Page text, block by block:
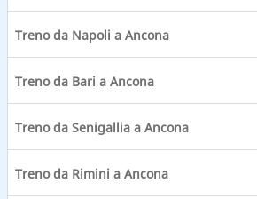
Treno da Napoli a Ancona
Treno da Bari a Ancona
Treno da Senigallia a Ancona
Treno da Rimini a Ancona